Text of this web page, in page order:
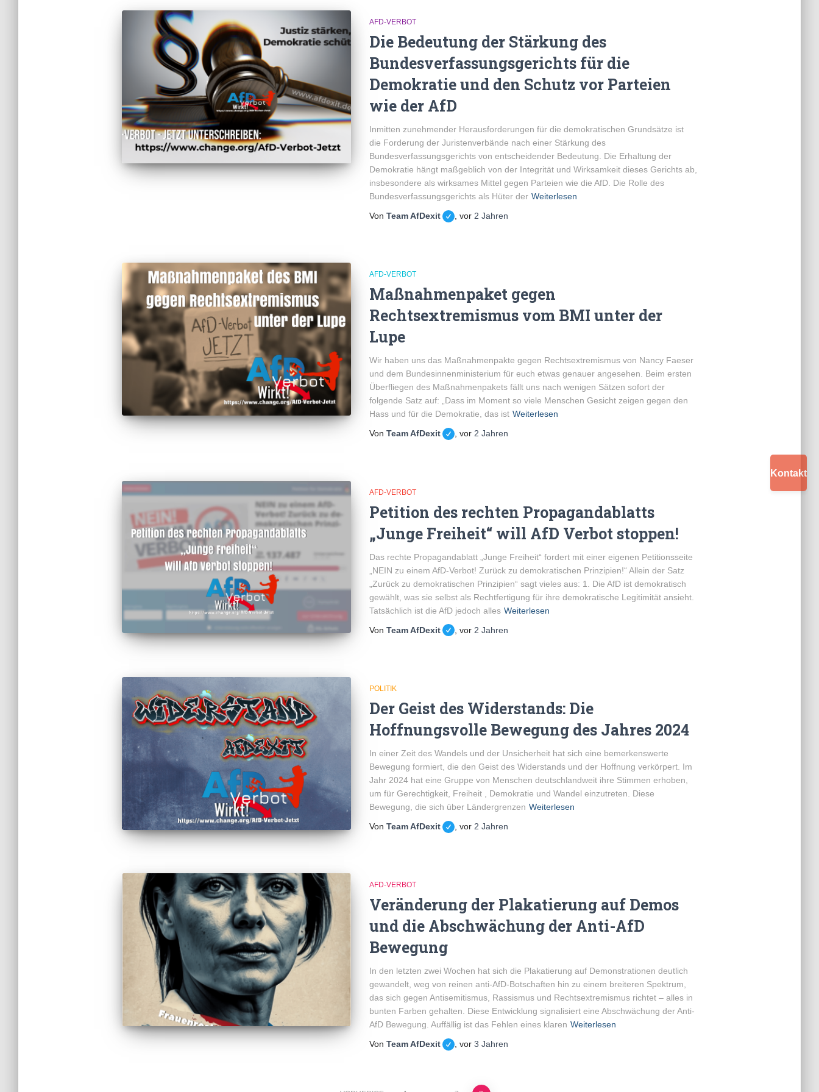
AFD-VERBOT
Die Bedeutung der Stärkung des
Bundesverfassungsgerichts für die
Demokratie und den Schutz vor Parteien
wie der AfD
Inmitten zunehmender Herausforderungen für die demokratischen Grundsätze ist
die Forderung der Juristenverbände nach einer Stärkung des
Bundesverfassungsgerichts von entscheidender Bedeutung. Die Erhaltung der
Demokratie hängt maßgeblich von der Integrität und Wirksamkeit dieses Gerichts ab,
insbesondere als wirksames Mittel gegen Parteien wie die AfD. Die Rolle des
Bundesverfassungsgerichts als Hüter der Weiterlesen
Von Team AfDexit , vor 2 Jahren
AFD-VERBOT
Maßnahmenpaket gegen
Rechtsextremismus vom BMI unter der
Lupe
Wir haben uns das Maßnahmenpakte gegen Rechtsextremismus von Nancy Faeser
und dem Bundesinnenministerium für euch etwas genauer angesehen. Beim ersten
Überfliegen des Maßnahmenpakets fällt uns nach wenigen Sätzen sofort der
folgende Satz auf: „Dass im Moment so viele Menschen Gesicht zeigen gegen den
Hass und für die Demokratie, das ist Weiterlesen
Von Team AfDexit , vor 2 Jahren
AFD-VERBOT
Petition des rechten Propagandablatts
„Junge Freiheit“ will AfD Verbot stoppen!
Das rechte Propagandablatt „Junge Freiheit“ fordert mit einer eigenen Petitionsseite
„NEIN zu einem AfD-Verbot! Zurück zu demokratischen Prinzipien!“ Allein der Satz
„Zurück zu demokratischen Prinzipien“ sagt vieles aus: 1. Die AfD ist demokratisch
gewählt, was sie selbst als Rechtfertigung für ihre demokratische Legitimität ansieht.
Tatsächlich ist die AfD jedoch alles Weiterlesen
Von Team AfDexit , vor 2 Jahren
POLITIK
Der Geist des Widerstands: Die
Hoffnungsvolle Bewegung des Jahres 2024
In einer Zeit des Wandels und der Unsicherheit hat sich eine bemerkenswerte
Bewegung formiert, die den Geist des Widerstands und der Hoffnung verkörpert. Im
Jahr 2024 hat eine Gruppe von Menschen deutschlandweit ihre Stimmen erhoben,
um für Gerechtigkeit, Freiheit , Demokratie und Wandel einzutreten. Diese
Bewegung, die sich über Ländergrenzen Weiterlesen
Von Team AfDexit , vor 2 Jahren
AFD-VERBOT
Veränderung der Plakatierung auf Demos
und die Abschwächung der Anti-AfD
Bewegung
In den letzten zwei Wochen hat sich die Plakatierung auf Demonstrationen deutlich
gewandelt, weg von reinen anti-AfD-Botschaften hin zu einem breiteren Spektrum,
das sich gegen Antisemitismus, Rassismus und Rechtsextremismus richtet – alles in
bunten Farben gehalten. Diese Entwicklung signalisiert eine Abschwächung der Anti-
AfD Bewegung. Auffällig ist das Fehlen eines klaren Weiterlesen
Von Team AfDexit , vor 3 Jahren
Kontakt